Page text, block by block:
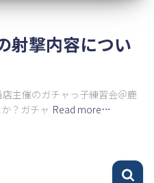
射撃内容につい
主催のガチャっ子練習会＠鹿
？ガチャ Read more…